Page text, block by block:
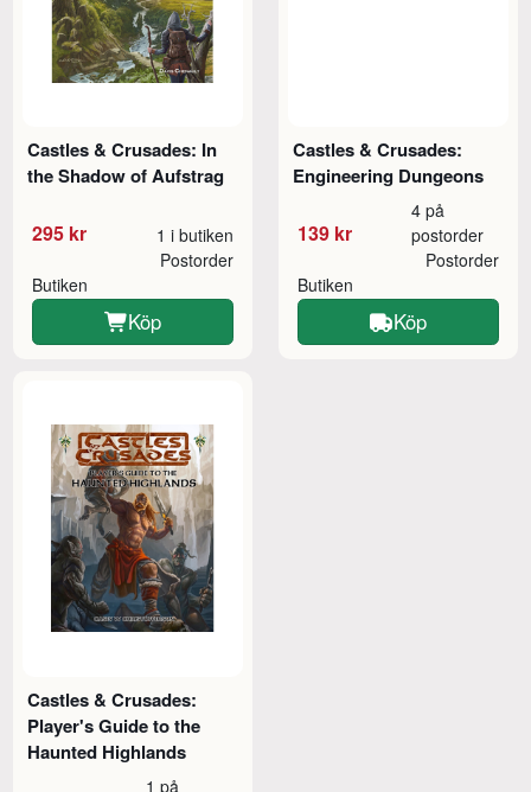
Castles & Crusades: In
the Shadow of Aufstrag
295 kr 1 i butiken
Butiken
Postorder
Köp
Castles & Crusades:
Engineering Dungeons
139 kr
4 på
postorder
Butiken
Postorder
Köp
Castles & Crusades:
Player's Guide to the
Haunted Highlands
1 på